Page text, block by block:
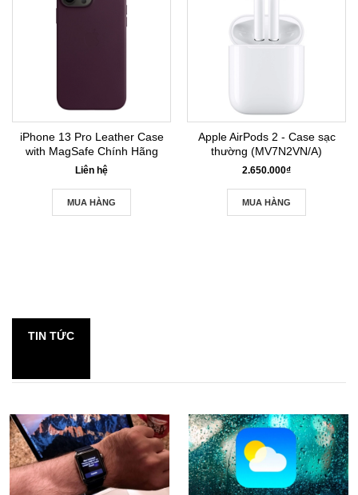
iPhone 13 Pro Leather Case
with MagSafe Chính Hãng
Liên hệ
MUA HÀNG
Bảo hành 12 tháng
Apple AirPods 2 - Case sạc
thường (MV7N2VN/A)
2.650.000₫
MUA HÀNG
TIN TỨC